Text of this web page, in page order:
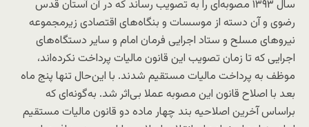
سال ۱۳۹۳ مصوبه‌ای را به تصویب رساند که در آن آستان قدس
رضوی و آن دسته از موسسات و بنگاه‌های اقتصادی زیرمجموعه
نیروهای مسلح و ستاد اجرایی فرمان امام و سایر دستگاه‌های
اجرایی که تا زمان تصویب این قانون مالیات پرداخت نکرده‌اند،
موظف به پرداخت مالیات مستقیم شدند. با این‌حال تنها پنج ماه
بعد با اصلاح قانون این مصوبه عملا بی‌اثر شد. به‌گونه‌ای که
براساس آخرین اصلاحیه بند چهار ماده دو قانون مالیات مستقیم